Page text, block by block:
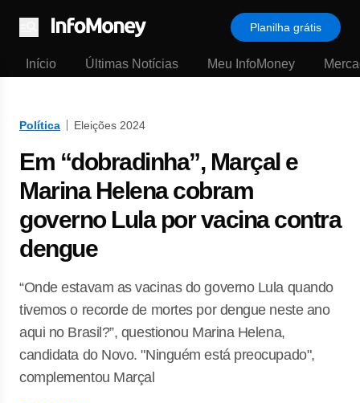
Menu
Planilha grátis
Início Últimas Notícias Meu InfoMoney
Política Eleições 2024
Em “dobradinha”, Marçal e
Marina Helena cobram
governo Lula por vacina contra
dengue
“Onde estavam as vacinas do governo Lula quando
tivemos o recorde de mortes por dengue neste ano
aqui no Brasil?”, questionou Marina Helena,
candidata do Novo. "Ninguém está preocupado",
complementou Marçal